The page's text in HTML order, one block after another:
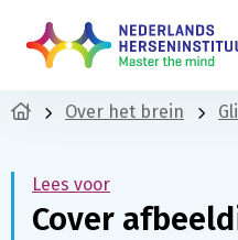
Over het brein
Lees voor
Cover